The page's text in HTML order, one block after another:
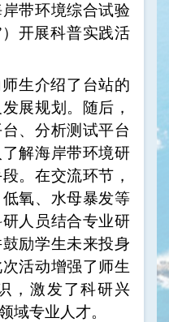
带环境综合试验
开展科普实践活
生介绍了台站的
展规划。随后，
、分析测试平台
解海岸带环境研
。在交流环节，
氧、水母暴发等
人员结合专业研
励学生未来投身
活动增强了师生
，激发了科研兴
域专业人才。